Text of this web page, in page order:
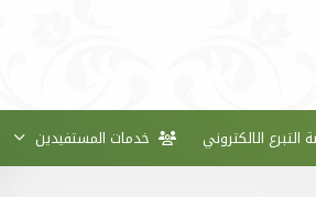
التبرع الالكتروني خدمات المستفيدين